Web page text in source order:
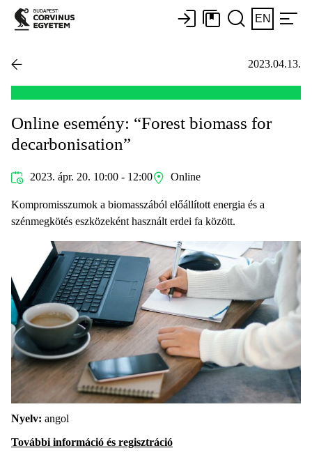
EN
2023.04.13.
Online esemény: “Forest biomass for
decarbonisation”
2023. ápr. 20. 10:00 - 12:00 Online
Kompromisszumok a biomasszából előállított energia és a
szénmegkötés eszközeként használt erdei fa között.
Nyelv: angol
További információ és regisztráció